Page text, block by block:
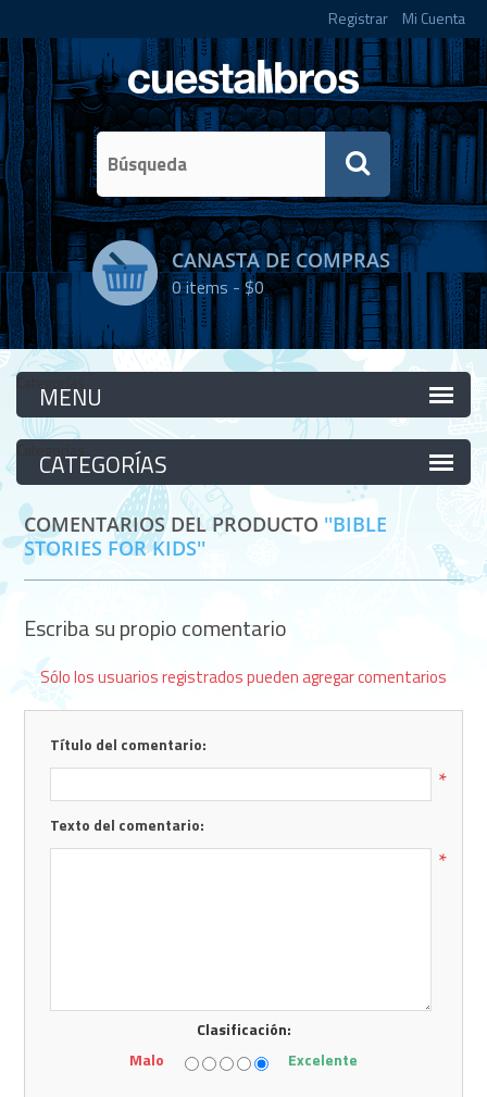
Registrar Mi Cuenta
CANASTA DE COMPRAS
0items -$0
Categorías
Categorías
COMENTARIOS DEL PRODUCTO
BIBLE
STORIES FOR KIDS
Escriba su propio comentario
Sólo los usuarios registrados pueden agregar comentarios
Título del comentario:
*
Texto del comentario:
*
Clasificación:
Malo
Excelente